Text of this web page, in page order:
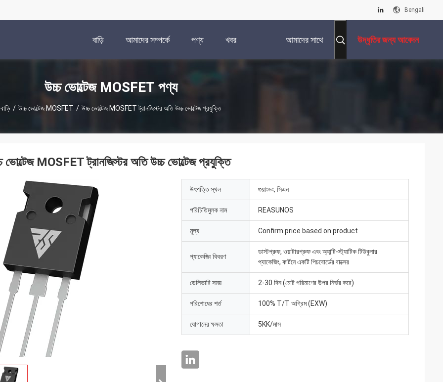
Bengali
বাড়ি আমাদের সম্পর্কে পণ্য খবর আমাদের সাথে উদ্ধৃতির জন্য আবেদন
উচ্চ ভোল্টেজ MOSFET পণ্য
বাড়ি / উচ্চ ভোল্টেজ MOSFET / উচ্চ ভোল্টেজ MOSFET ট্রানজিস্টর অতি উচ্চ ভোল্টেজ প্রযুক্তি
ভোল্টেজ MOSFET ট্রানজিস্টর অতি উচ্চ ভোল্টেজ প্রযুক্তি
উৎপত্তি স্থল গুয়াংডং, সিএন
পরিচিতিমুলক নাম REASUNOS
মূল্য Confirm price based on product
প্যাকেজিং বিবরণ
ডাস্টপ্রুফ, ওয়াটারপ্রুফ এবং অ্যান্টি-স্ট্যাটিক টিউবুলার
প্যাকেজিং, কার্টনে একটি পিচবোর্ডের বাক্সের
ডেলিভারি সময় 2-30 দিন (মোট পরিমাণের উপর নির্ভর করে)
পরিশোধের শর্ত 100% T/T অগ্রিম (EXW)
যোগানের ক্ষমতা 5KK/মাস